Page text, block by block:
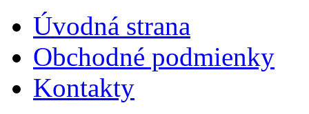
Úvodná strana
Obchodné podmienky
Kontakty